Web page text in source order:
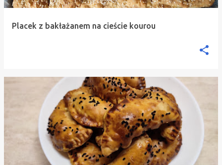
Placek z bakłażanem na cieście kourou